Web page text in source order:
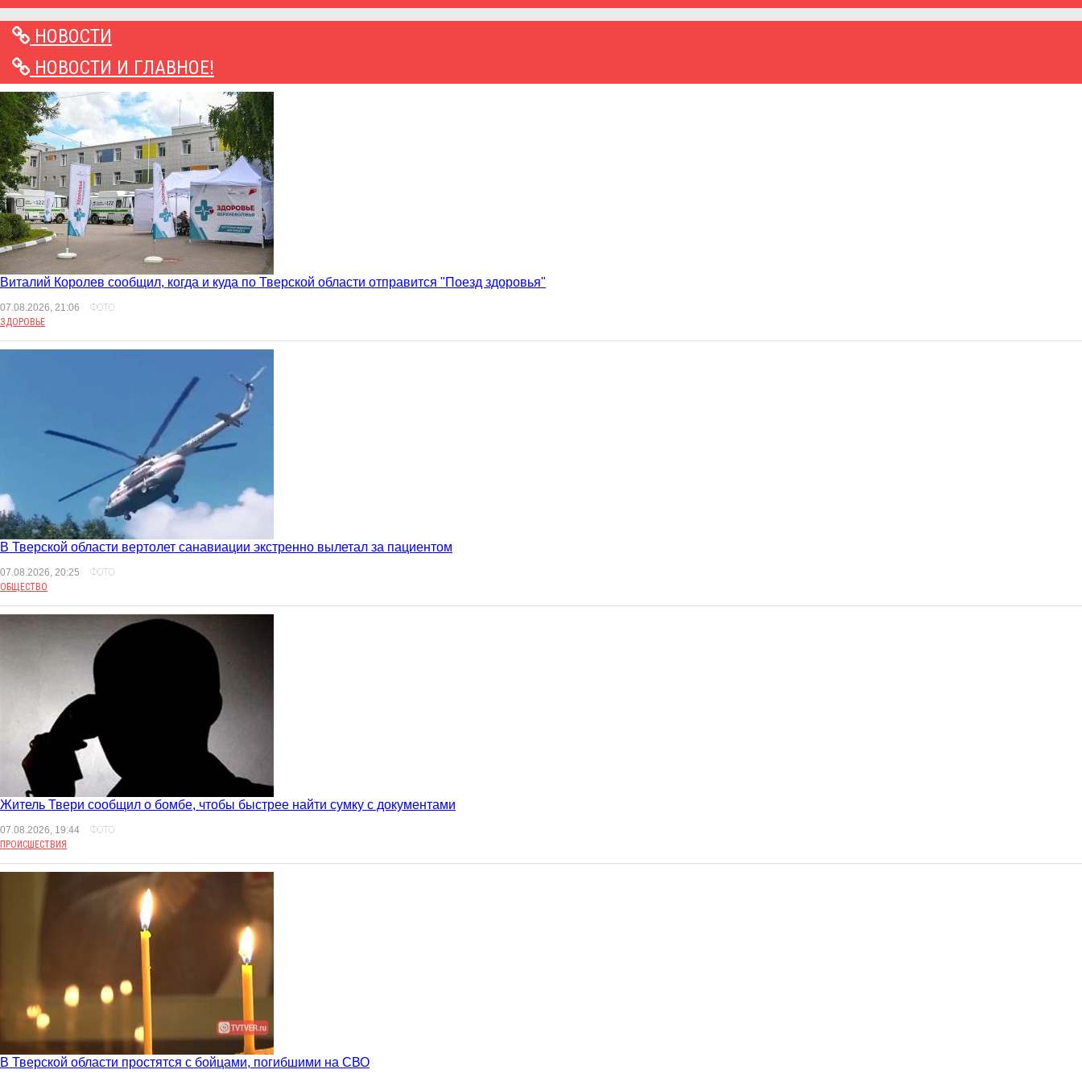
НОВОСТИ
НОВОСТИ И ГЛАВНОЕ!
Виталий Королев сообщил, когда и куда по Тверской области отправится "Поезд здоровья"
07.08.2026, 21:06
ФОТО
ЗДОРОВЬЕ
В Тверской области вертолет санавиации экстренно вылетал за пациентом
07.08.2026, 20:25
ФОТО
ОБЩЕСТВО
Житель Твери сообщил о бомбе, чтобы быстрее найти сумку с документами
07.08.2026, 19:44
ФОТО
ПРОИСШЕСТВИЯ
В Тверской области простятся с бойцами, погибшими на СВО